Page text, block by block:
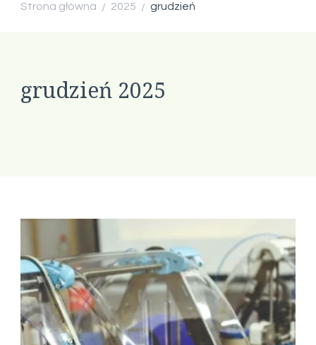
Strona główna / 2025 / grudzień
grudzień 2025